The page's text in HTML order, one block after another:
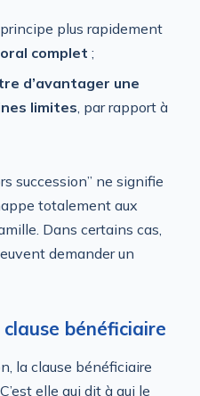
plus rapidement
complet ;
d’avantager une
limites, par rapport à
succession” ne signifie
totalement aux
Dans certains cas,
demander un
bénéficiaire
la clause bénéficiaire
elle qui dit à qui le